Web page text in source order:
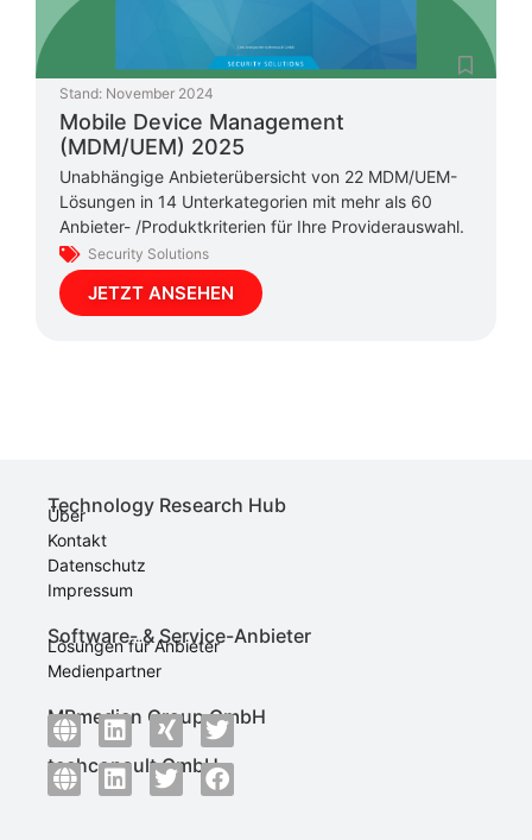
Stand: November 2024
Mobile Device Management
(MDM/UEM) 2025
Unabhängige Anbieterübersicht von 22 MDM/UEM-
Lösungen in 14 Unterkategorien mit mehr als 60
Anbieter- /Produktkriterien für Ihre Providerauswahl.
Security Solutions
JETZT ANSEHEN
Technology Research Hub
Über
Kontakt
Datenschutz
Impressum
Software- & Service-Anbieter
Lösungen für Anbieter
Medienpartner
MBmedien Group GmbH
techconsult GmbH